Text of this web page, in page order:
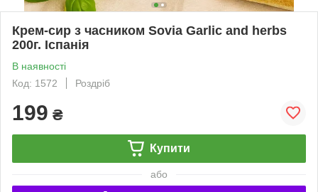
Крем-сир з часником Sovia Garlic and herbs
200г. Іспанія
В наявності
Код: 1572
Роздріб
199 ₴
Купити
або